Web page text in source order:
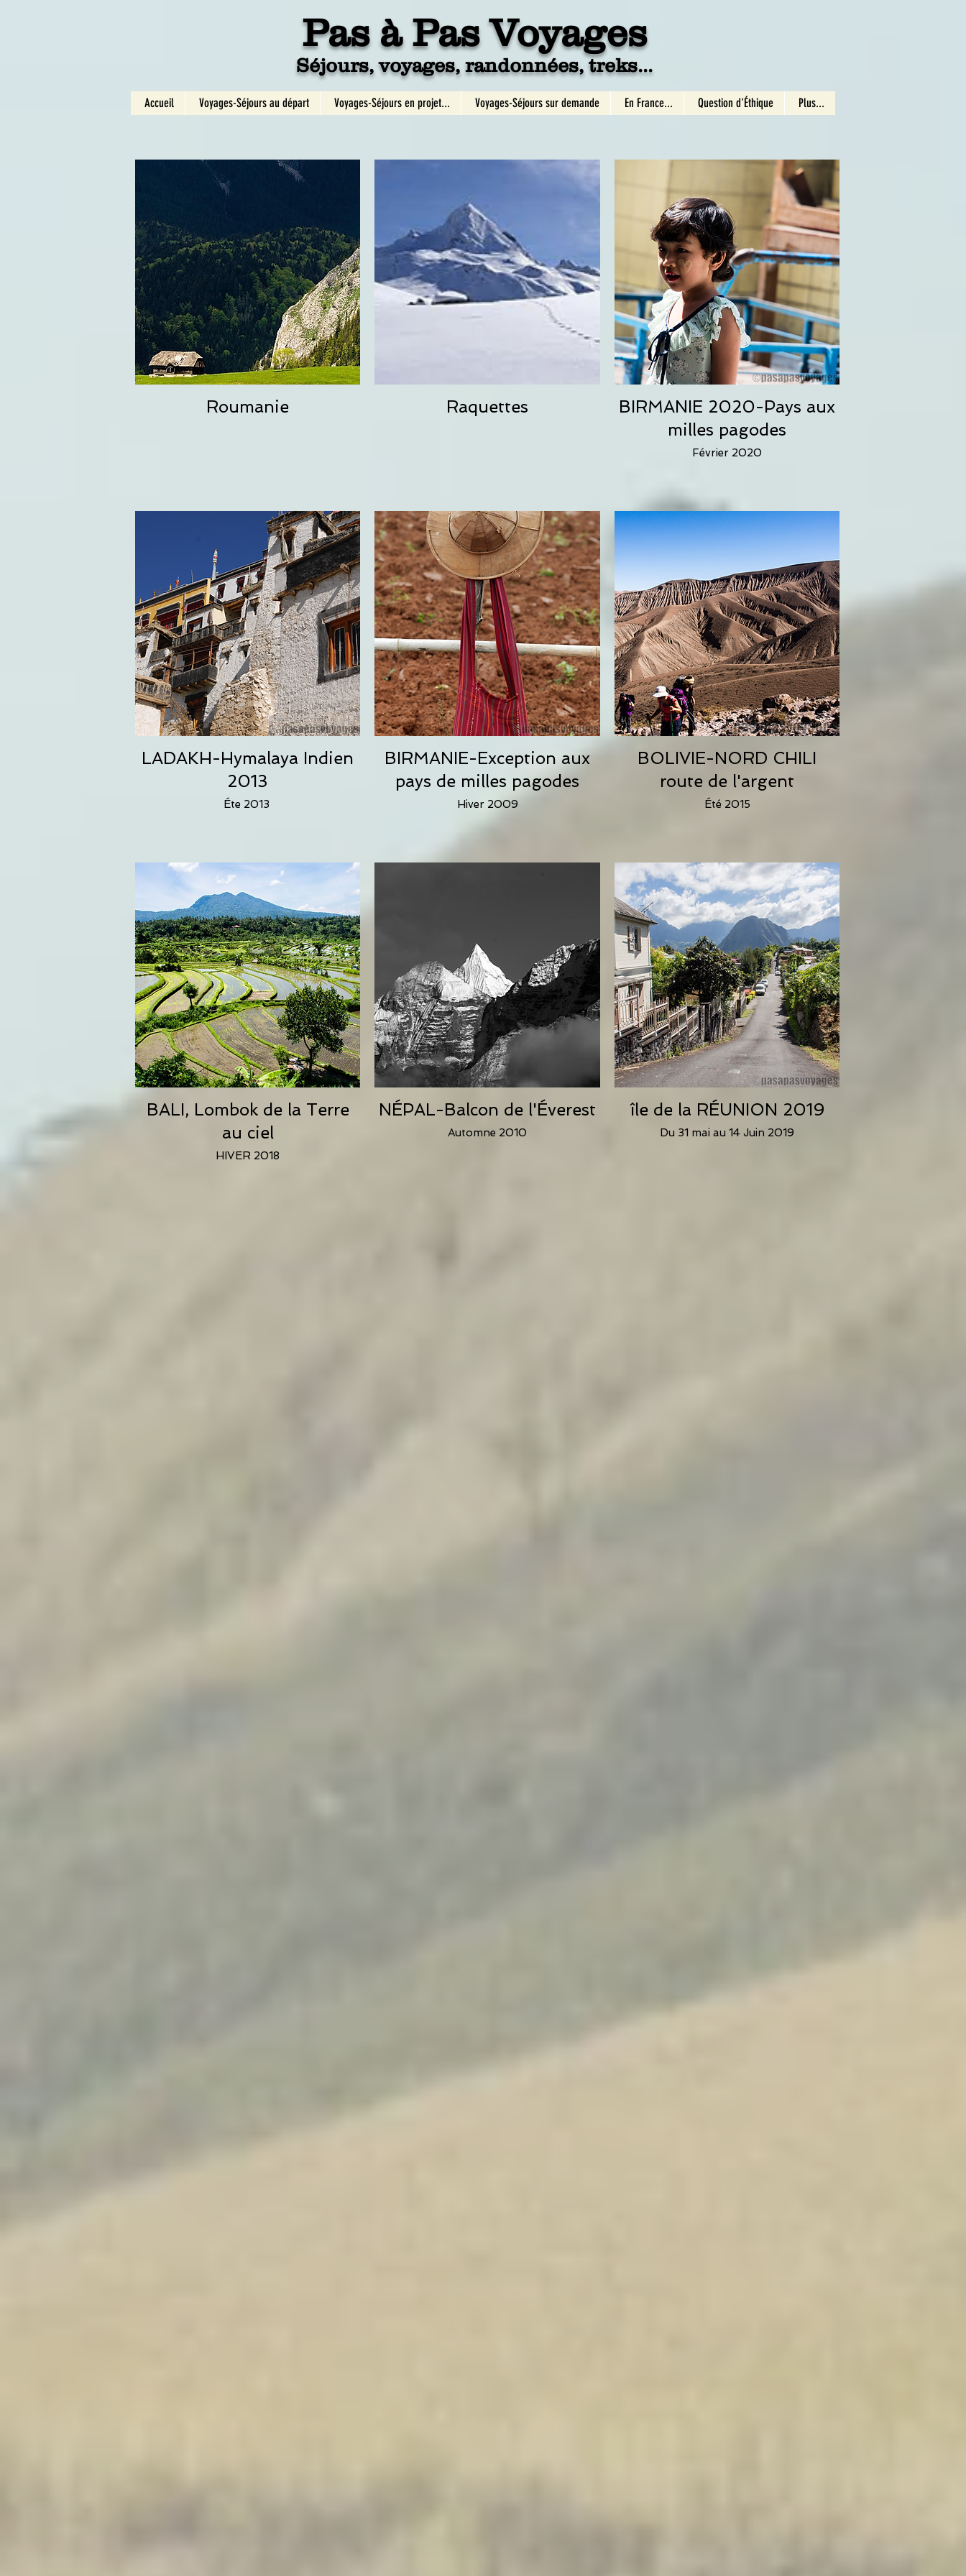
Pas à Pas Voyages
Séjours, voyages, randonnées, treks...
Roumanie Raquettes
BIRMANIE 2020-Pays aux
milles pagodes
Février 2020
LADAKH-Hymalaya Indien
2013
Éte 2013
BIRMANIE-Exception aux
pays de milles pagodes
Hiver 2009
BOLIVIE-NORD CHILI
route de l'argent
Été 2015
BALI, Lombok de la Terre
au ciel
HIVER 2018
NÉPAL-Balcon de l'Éverest
Automne 2010
île de la RÉUNION 2019
Du 31 mai au 14 Juin 2019
Accueil Voyages-Séjours au départ Voyages-Séjours en projet... Voyages-Séjours sur demande En France... Question d'Éthique Plus...